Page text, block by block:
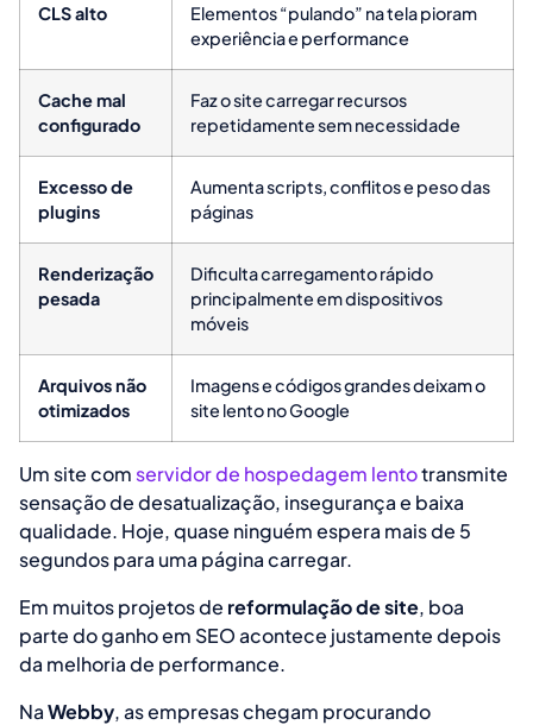
CLS alto
Elementos “pulando” na tela pioram
experiência e performance
Cache mal
configurado
Faz o site carregar recursos
repetidamente sem necessidade
Excesso de
plugins
Aumenta scripts, conflitos e peso das
páginas
Renderização
pesada
Dificulta carregamento rápido
principalmente em dispositivos
móveis
Arquivos não
otimizados
Imagens e códigos grandes deixam o
site lento no Google
Um site com servidor de hospedagem lentotransmite
sensação de desatualização, insegurança e baixa
qualidade. Hoje, quase ninguém espera mais de 5
segundos para uma página carregar.
Em muitos projetos de reformulação de site, boa
parte do ganho em SEO acontece justamente depois
da melhoria de performance.
NaWebby, as empresas chegam procurando